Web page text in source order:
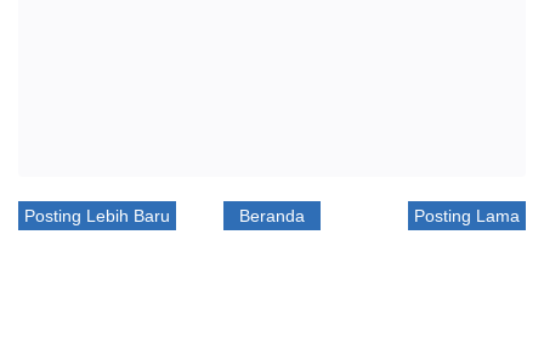
Posting Lebih Baru Posting Lama
Beranda